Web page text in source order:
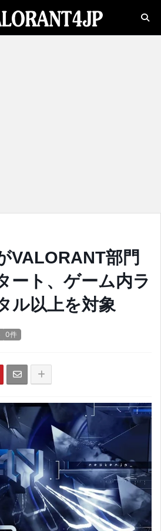
VALORANT部門
ート、ゲーム内ラ
ル以上を対象